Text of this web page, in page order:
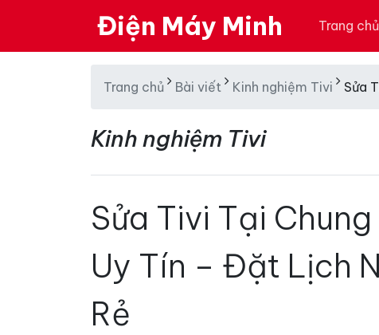
Điện Máy Minh Trang chủ
Trang chủ Bài viết Kinh nghiệm Tivi Sửa
Kinh nghiệm Tivi
Sửa Tivi Tại
Uy Tín – Đặt Lịch
Rẻ